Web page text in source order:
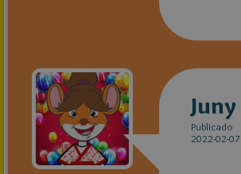
Juny
Publicado
2022-02-07